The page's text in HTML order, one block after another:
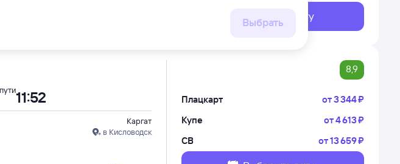
Выберите дату
8,9
Каргат
в Кисловодск
11:52 Плацкарт от3 ⁠344 ⁠₽
Купе
от4 ⁠613 ⁠₽
СВ
от13 ⁠659 ⁠₽
Выбрать